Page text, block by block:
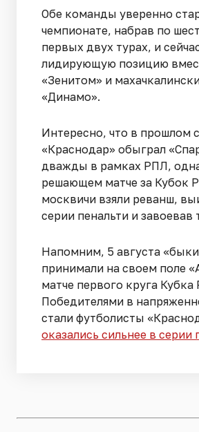
Обе команды уверенно
чемпионате, набрав по
первых двух турах, и
лидирующую позицию
«Зенитом» и
«Динамо».
Интересно, что в прошлом
«Краснодар» обыграл
дважды в рамках РПЛ,
решающем матче за Кубок
москвичи взяли реванш,
серии пенальти и завоевав
Напомним, 5 августа
принимали на своем поле
матче первого круга Кубка
Победителями в
стали футболисты
оказались сильнее в серии